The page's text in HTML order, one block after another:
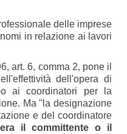
delle imprese
in relazione ai lavori
art. 6, comma 2, pone il
dell'opera di
ai coordinatori per la
Ma "la designazione
e del coordinatore
il committente o il